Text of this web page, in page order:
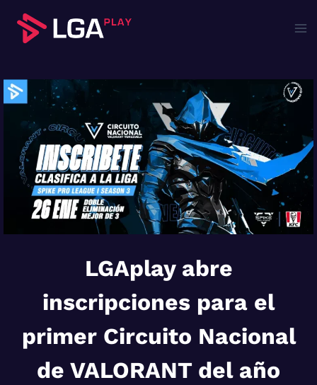
contenido
LGAplay abre
inscripciones para el
primer Circuito Nacional
de VALORANT del año